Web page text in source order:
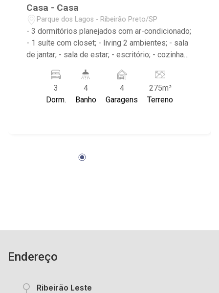
Casa - Casa
Parque dos Lagos - Ribeirão Preto/SP
- 3 dormitórios planejados com ar-condicionado;
- 1 suíte com closet; - living 2 ambientes; - sala
de jantar; - sala de estar; - escritório; - cozinha
gourmet; - jardim; - vestiário; - piscina com
hidromassagem; - prainha; - 4 banheiros com
armários, box e espelho; - lavabo; - home
3
Dorm.
4
Banho
4
Garagens
275m²
Terreno
Endereço
Ribeirão Leste